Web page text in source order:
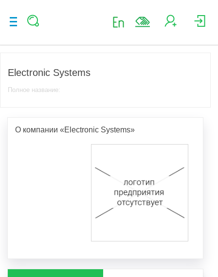
Electronic Systems
Полное название:
О компании «Electronic Systems»